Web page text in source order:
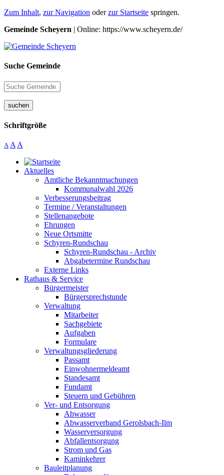
Zum Inhalt, zur Navigation oderzur Startseite springen.
Gemeinde Scheyern | Online: https://www.scheyern.de/
Suche Gemeinde
suchen
Schriftgröße
A A A
Aktuelles
Amtliche Bekanntmachungen
Kommunalwahl 2026
Verbesserungsbeitrag
Termine / Veranstaltungen
Stellenangebote
Ehrungen
Neue Ortsmitte
Schyren-Rundschau
Schyren-Rundschau - Archiv
Abgabetermine Rundschau
Externe Links
Rathaus & Service
Bürgermeister
Bürgersprechstunde
Verwaltung
Mitarbeiter
Sachgebiete
Aufgaben
Formulare
Verwaltungsgliederung
Passamt
Einwohnermeldeamt
Standesamt
Fundamt
Steuern und Gebühren
Ver- und Entsorgung
Abwasser
Abwasserverband Gerolsbach-Ilm
Wasserversorgung
Abfallentsorgung
Strom und Gas
Kaminkehrer
Bauleitplanung